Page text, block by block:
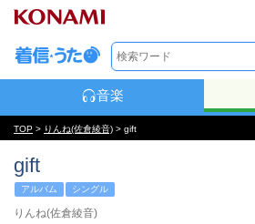
音楽
TOP > りんね(佐倉綾音) > gift
gift
アルバム シングル
りんね(佐倉綾音)